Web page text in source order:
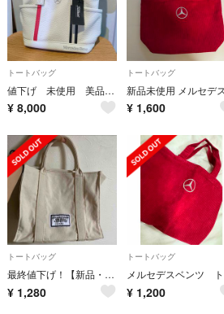
トートバッグ
値下げ 未使用 美品 メルセデスベンツ MercedesBenz トートバッグ
¥ 8,000
トートバッグ
¥ 1,600
トートバッグ
最終値下げ！【新品・未使用】メルセデスベンツ トートバッグ
¥ 1,280
トートバッグ
¥ 1,200